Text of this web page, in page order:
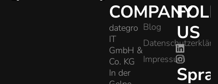
COMPANY
dategro
IT
GmbH &
Co. KG
In der
Blog
Impressum
US